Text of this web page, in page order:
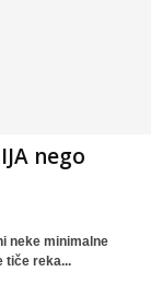
nego
neke minimalne
tiče reka...